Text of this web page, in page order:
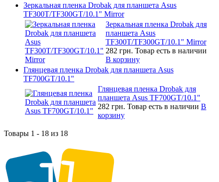
Зеркальная пленка Drobak для планшета Asus
TF300T/TF300GT/10.1" Mirror
Зеркальная пленка Drobak для
планшета Asus
TF300T/TF300GT/10.1" Mirror
282 грн. Товар есть в наличии
В корзину
Глянцевая пленка Drobak для планшета Asus
TF700GT/10.1"
Глянцевая пленка Drobak для
планшета Asus TF700GT/10.1"
282 грн. Товар есть в наличии В
корзину
Товары 1 - 18 из 18